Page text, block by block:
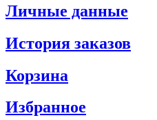
Личные данные
История заказов
Корзина
Избранное